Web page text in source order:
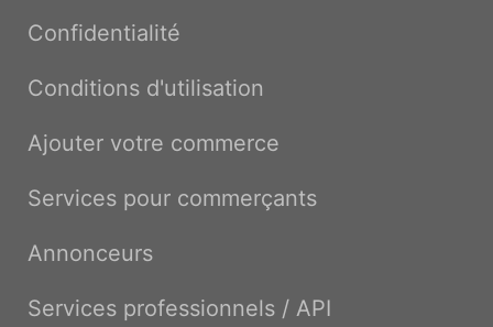
Confidentialité
Conditions d'utilisation
Ajouter votre commerce
Services pour commerçants
Annonceurs
Services professionnels / API